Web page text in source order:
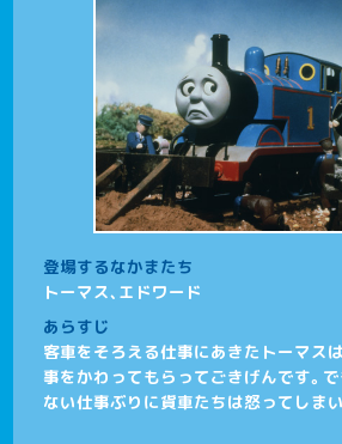
登場するなかまたち
トーマス、エドワード
あらすじ
客車をそろえる仕事にあきたトーマス
事をかわってもらってごきげんです。
ない仕事ぶりに貨車たちは怒ってしまい